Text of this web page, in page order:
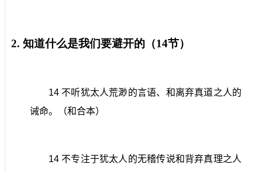
2. 知道什么是我们要避开的（14节）
14 不听犹太人荒渺的言语、和离弃真道之人的
诫命。（和合本）
14 不专注于犹太人的无稽传说和背弃真理之人